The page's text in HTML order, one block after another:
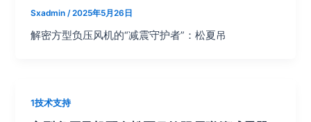
Sxadmin /2025年5月26日
解密方型负压风机的“减震守护者”：松夏吊
1技术支持